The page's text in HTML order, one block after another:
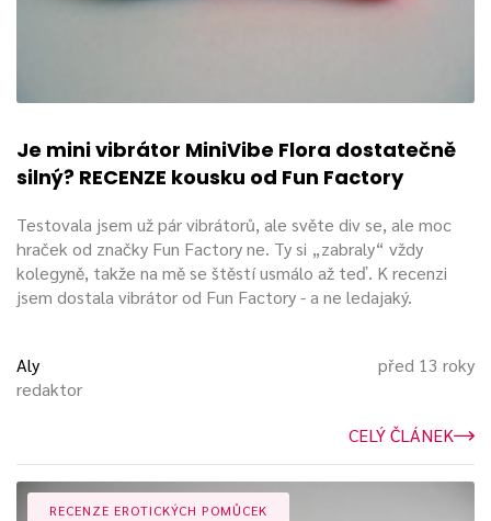
Je mini vibrátor MiniVibe Flora dostatečně
silný? RECENZE kousku od Fun Factory
Testovala jsem už pár vibrátorů, ale světe div se, ale moc
hraček od značky Fun Factory ne. Ty si „zabraly“ vždy
kolegyně, takže na mě se štěstí usmálo až teď. K recenzi
jsem dostala vibrátor od Fun Factory - a ne ledajaký.
Aly
redaktor
před 13 roky
CELÝ ČLÁNEK
RECENZE EROTICKÝCH POMŮCEK